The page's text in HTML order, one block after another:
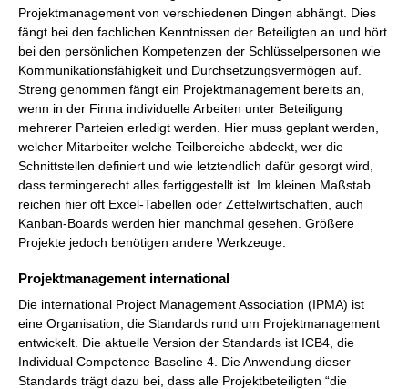
Projektmanagement von verschiedenen Dingen abhängt. Dies
fängt bei den fachlichen Kenntnissen der Beteiligten an und hört
bei den persönlichen Kompetenzen der Schlüsselpersonen wie
Kommunikationsfähigkeit und Durchsetzungsvermögen auf.
Streng genommen fängt ein Projektmanagement bereits an,
wenn in der Firma individuelle Arbeiten unter Beteiligung
mehrerer Parteien erledigt werden. Hier muss geplant werden,
welcher Mitarbeiter welche Teilbereiche abdeckt, wer die
Schnittstellen definiert und wie letztendlich dafür gesorgt wird,
dass termingerecht alles fertiggestellt ist. Im kleinen Maßstab
reichen hier oft Excel-Tabellen oder Zettelwirtschaften, auch
Kanban-Boards werden hier manchmal gesehen. Größere
Projekte jedoch benötigen andere Werkzeuge.
Projektmanagement international
Die international Project Management Association (IPMA) ist
eine Organisation, die Standards rund um Projektmanagement
entwickelt. Die aktuelle Version der Standards ist ICB4, die
Individual Competence Baseline 4. Die Anwendung dieser
Standards trägt dazu bei, dass alle Projektbeteiligten “die